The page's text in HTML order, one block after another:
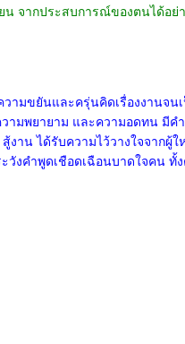
จากประสบการณ์ของตนได้อย่
ามขยันและครุ่นคิดเรื่องงานจน
ามพยายาม และความอดทน มี
งาน ได้รับความไว้วางใจจา
วังคำพูดเชือดเฉือนบาดใจคน